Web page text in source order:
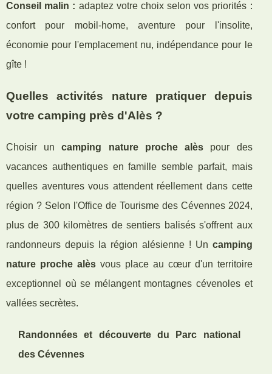
Conseil malin : adaptez votre choix selon vos priorités :
confort pour mobil-home, aventure pour l'insolite,
économie pour l'emplacement nu, indépendance pour le
gîte !
Quelles activités nature pratiquer depuis
votre camping près d'Alès ?
Choisir uncamping nature proche alès pour des
vacances authentiques en famille semble parfait, mais
quelles aventures vous attendent réellement dans cette
région ? Selon l'Office de Tourisme des Cévennes 2024,
plus de 300 kilomètres de sentiers balisés s'offrent aux
randonneurs depuis la région alésienne ! Un camping
nature proche alèsvous place au cœur d'un territoire
exceptionnel où se mélangent montagnes cévenoles et
vallées secrètes.
Randonnées et découverte du Parc national
des Cévennes